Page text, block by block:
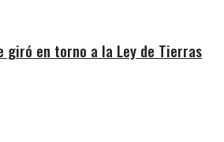
giró en torno a la Ley de Tierras